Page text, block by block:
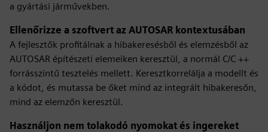
a gyártási járművekben.
Ellenőrizze a szoftvert az AUTOSAR kontextusában
A fejlesztők profitálnak a hibakeresésből és elemzésből az
AUTOSAR építészeti elemeiken keresztül, a normál C/C ++
forrásszintű tesztelés mellett. Keresztkorrelálja a modellt és
a kódot, és mutassa be őket mind az integrált hibakeresőn,
mind az elemzőn keresztül.
Használjon nem tolakodó nyomokat és ingereket